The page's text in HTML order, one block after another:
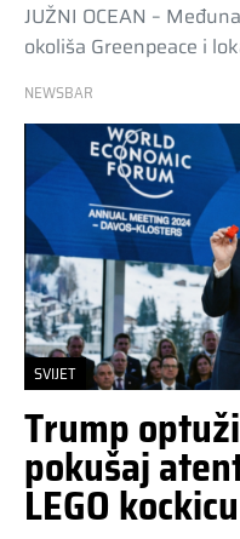
JUŽNI OCEAN –
okoliša Greenpeace i
NEWSBAR
SVIJET
Trump
pokušaj
LEGO